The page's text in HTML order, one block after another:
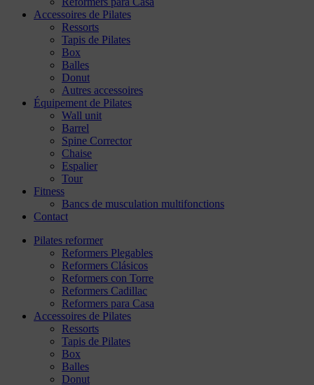
Accessoires de Pilates
Ressorts
Tapis de Pilates
Box
Balles
Donut
Autres accessoires
Équipement de Pilates
Wall unit
Barrel
Spine Corrector
Chaise
Espalier
Tour
Fitness
Bancs de musculation multifonctions
Contact
Pilates reformer
Reformers Plegables
Reformers Clásicos
Reformers con Torre
Reformers Cadillac
Reformers para Casa
Accessoires de Pilates
Ressorts
Tapis de Pilates
Box
Balles
Donut